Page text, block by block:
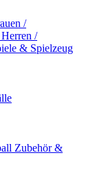
/
/
& Spielzeug
Zubehör &